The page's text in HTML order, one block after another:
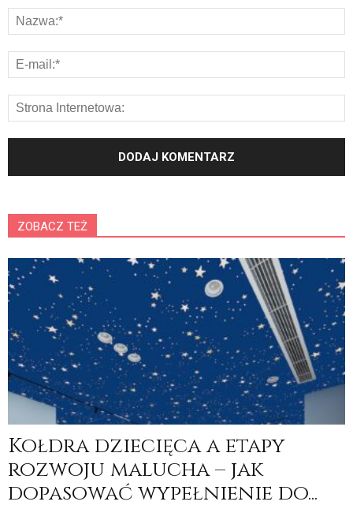
ZOBACZ TEŻ
Kołdra dziecięca a etapy
rozwoju malucha – jak
dopasować wypełnienie do...